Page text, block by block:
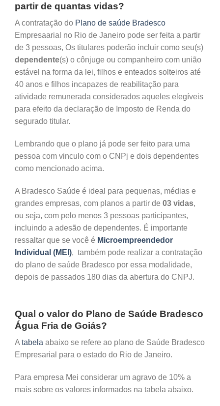
partir de quantas vidas?
A contratação do Plano de saúde Bradesco
Empresaarial no Rio de Janeiro pode ser feita a partir
de 3 pessoas, Os titulares poderão incluir como seu(s)
dependente(s) o cônjuge ou companheiro com união
estável na forma da lei, filhos e enteados solteiros até
40 anos e filhos incapazes de reabilitação para
atividade remunerada considerados aqueles elegíveis
para efeito da declaração de Imposto de Renda do
segurado titular.
Lembrando que o plano já pode ser feito para uma
pessoa com vinculo com o CNPj e dois dependentes
como mencionado acima.
A Bradesco Saúde é ideal para pequenas, médias e
grandes empresas, com planos a partir de 03 vidas,
ou seja, com pelo menos 3 pessoas participantes,
incluindo a adesão de dependentes. É importante
ressaltar que se você é Microempreendedor
Individual (MEI), também pode realizar a contratação
do plano de saúde Bradesco por essa modalidade,
depois de passados 180 dias da abertura do CNPJ.
Qual o valor do Plano de Saúde Bradesco
Água Fria de Goiás?
A tabela abaixo se refere ao plano de Saúde Bradesco
Empresarial para o estado do Rio de Janeiro.
Para empresa Mei considerar um agravo de 10% a
mais sobre os valores informados na tabela abaixo.